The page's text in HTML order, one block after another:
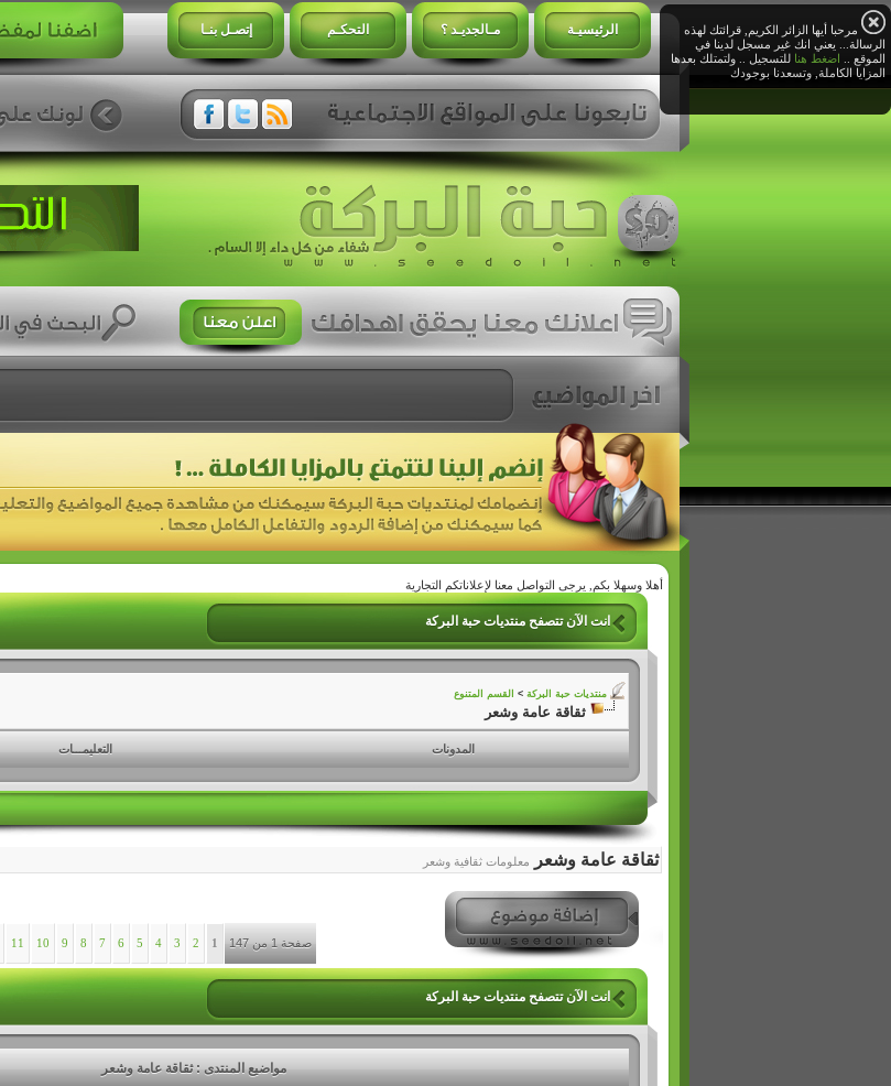
الرئيسيـة مـالجديـد ؟ التحكـم إتصـل بنـا
أهلا وسهلا بكم, يرجى التواصل معنا لإعلاناتكم التجارية
انت الآن تتصفح منتديات حبة البركة
منتديات حبة البركة > القسم المتنوع
ثقاقة عامة وشعر
المدونات التعليمـــات
ثقاقة عامة وشعر معلومات ثقافية وشعر
صفحة 1 من 147 1
2
3
4
5
6
7
8
9
10
11
انت الآن تتصفح منتديات حبة البركة
مواضيع المنتدى: ثقاقة عامة وشعر
مرحبا أيها الزائر الكريم, قرائتك لهذه
الرسالة... يعني انك غير مسجل لدينا في
الموقع .. اضغط هنا للتسجيل .. ولتمتلك بعدها
المزايا الكاملة, وتسعدنا بوجودك